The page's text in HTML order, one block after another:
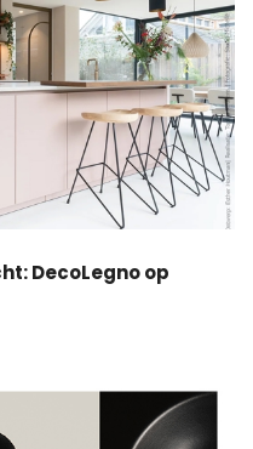
DecoLegno op